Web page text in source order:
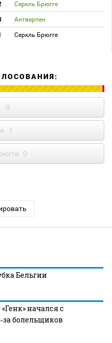
Серкль Брюгге
Антверпен
Серкль Брюгге
0
1
0
Бельгии
начался с
болельщиков